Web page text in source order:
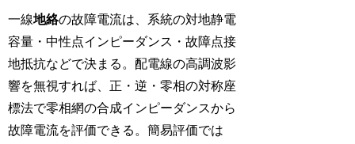
一線地絡の故障電流は、系統の対地静電
容量・中性点インピーダンス・故障点接
地抵抗などで決まる。配電線の高調波影
響を無視すれば、正・逆・零相の対称座
標法で零相網の合成インピーダンスから
故障電流を評価できる。簡易評価では